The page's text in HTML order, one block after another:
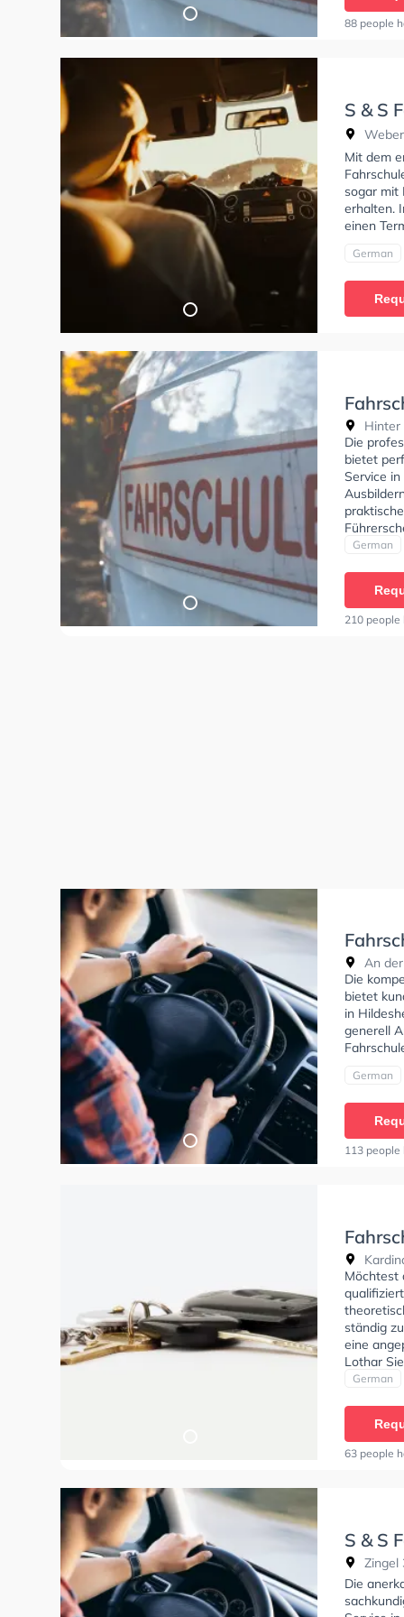
88 people
S & S
Sauer
Mit dem
sogar mit
erhalten.
einen
German
Hinter
Die
bietet
Service
German
210 people
An
Die
bietet
in
generell
German
113 people
Möchtest
ständig
eine
Lothar
German
63 people
S & S
Zingel
Die